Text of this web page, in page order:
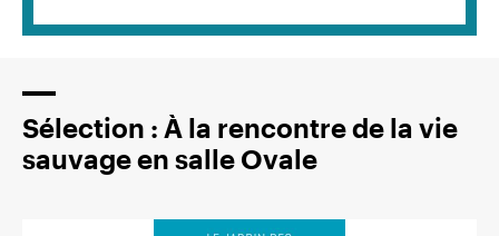
Sélection : À la rencontre de la vie
sauvage en salle Ovale